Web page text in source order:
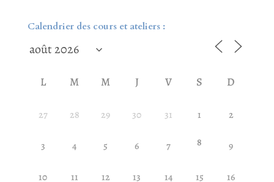
Calendrier des cours et ateliers :
L M M J V S D
27 28 29 30 31 1 2
3 4 5 6 7 8 9
10 11 12 13 14 15 16